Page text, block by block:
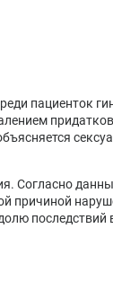
пациенток
Согласно
причиной